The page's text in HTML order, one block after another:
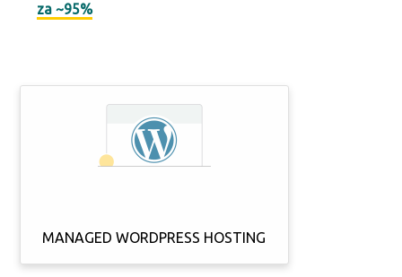
za ~95%
MANAGED WORDPRESS HOSTING